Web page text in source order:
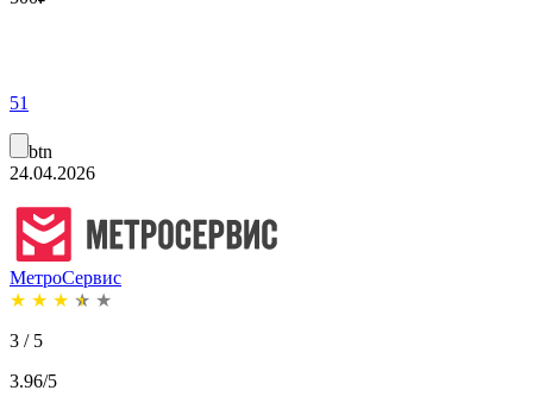
51
btn
24.04.2026
МетроСервис
★ ★ ★ ★ ★
3 / 5
3.96/5